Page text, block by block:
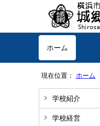
ホーム
現在位置： ホーム
学校紹介
学校経営